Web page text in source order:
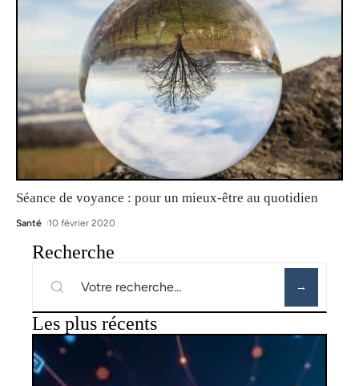
Séance de voyance : pour un mieux-être au quotidien
Santé 10 février 2020
Recherche
Les plus récents